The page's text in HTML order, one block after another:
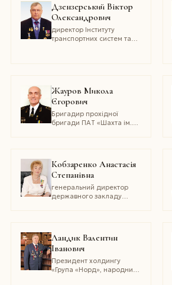
Дзензерський Віктор
Олександрович
директор Інституту
транспортних систем та
професор, академік
Транспортної академії
України
Жауров Микола
Єгорович
Бригадир прохідної
бригади ПАТ «Шахта ім.
Кобзаренко Анастасія
Степанівна
генеральний директор
державного закладу
Ландик Валентин
Іванович
Президент холдингу
«Група «Норд», народний